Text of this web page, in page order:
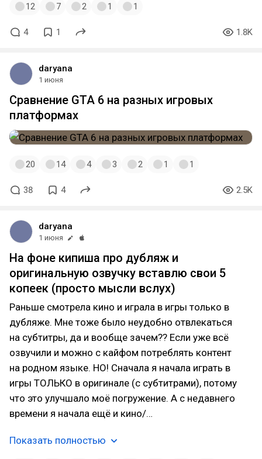
12 7 2 1 1
4 1 1.8K
daryana
1 июня
Сравнение GTA 6 на разных игровых
платформах
20 14 4 3 2 1 1
38 4 2.5K
daryana
1 июня
На фоне кипиша про дубляж и
оригинальную озвучку вставлю свои 5
копеек (просто мысли вслух)
Раньше смотрела кино и играла в игры только в
дубляже. Мне тоже было неудобно отвлекаться
на субтитры, да и вообще зачем?? Если уже всё
озвучили и можно с кайфом потреблять контент
на родном языке. НО! Сначала я начала играть в
игры ТОЛЬКО в оригинале (с субтитрами), потому
что это улучшало моё погружение. А с недавнего
времени я начала ещё и кино/…
Показать полностью